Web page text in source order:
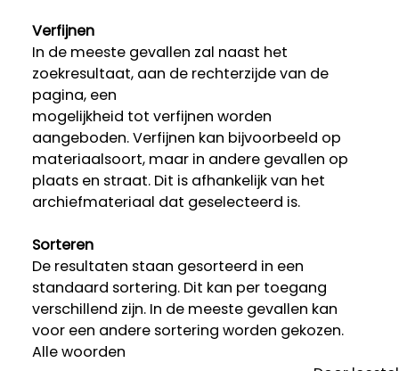
Verfijnen
In de meeste gevallen zal naast het
zoekresultaat, aan de rechterzijde van de
pagina, een
mogelijkheid tot verfijnen worden
aangeboden. Verfijnen kan bijvoorbeeld op
materiaalsoort, maar in andere gevallen op
plaats en straat. Dit is afhankelijk van het
archiefmateriaal dat geselecteerd is.
Sorteren
De resultaten staan gesorteerd in een
standaard sortering. Dit kan per toegang
verschillend zijn. In de meeste gevallen kan
voor een andere sortering worden gekozen.
Alle woorden